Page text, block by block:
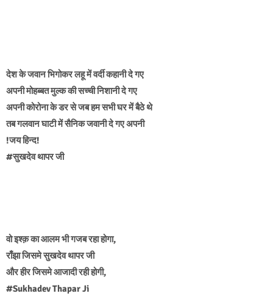
देश के जवान भिगोकर लहू में वर्दी कहानी दे गए
अपनी मोहब्बत मुल्क की सच्ची निशानी दे गए
अपनी कोरोना के डर से जब हम सभी घर में बैठे थे
तब गलवान घाटी में सैनिक जवानी दे गए अपनी
!जय हिन्द!
#सुखदेव थापर जी
वो इश्क़ का आलम भी गजब रहा होगा,
राँझा जिसमे सुखदेव थापर जी
और हीर जिसमे आजादी रही होगी,
#Sukhadev Thapar Ji